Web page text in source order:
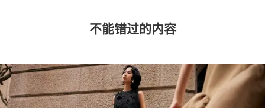
不能错过的内容